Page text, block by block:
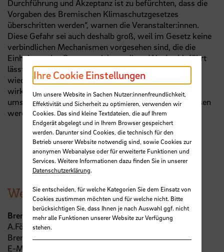
Durchführung und Akzeptanz ist zu befürchten, dass die
Vorgaben des Bremischen Klimaschutzgesetzes
überschritten werden“, warnen die Veranstalter:innen.
Diese Gefahr sei auch deshalb groß, weil im Gesetz keine
verbindlichen Mechanismen vorgesehen sind, die die
Einhaltung des Gesetzes sicherstellen. „Wo das hinführt
lässt sich gerade im Bund beobachten, wo trotz der
wiederholten Verfehlung von Sektorzielen keine
wirksamen Maßnahmen getroffen und selbst einfach
umsetzbare Maßnahmen wie ein Tempolimit unterlassen
werden.“
Weitere Informationen
Bremenzero
A.Fölster
BremenZero
E-Mail:
Ihre Cookie Einstellungen
Um unsere Website in Sachen Nutzer:innenfreundlichkeit,
Effektivität und Sicherheit zu optimieren, verwenden wir
Cookies. Das sind kleine Textdateien, die auf Ihrem
Endgerät abgelegt und in Ihrem Browser gespeichert
werden. Darunter sind Cookies, die technisch für den
Betrieb unserer Website notwendig sind, sowie Cookies zur
anonymen Webanalyse oder für erweiterte Funktionen und
Services. Weitere Informationen dazu finden Sie in unserer
Datenschutzerklärung.
Sie entscheiden, für welche Kategorien Sie dem Einsatz von
Cookies zustimmen möchten und für welche nicht. Bitte
berücksichtigen Sie, dass Ihnen je nach Auswahl ggf. nicht
mehr alle Funktionen unserer Website zur Verfügung
stehen.